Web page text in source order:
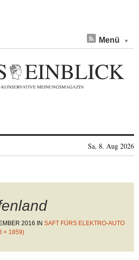
Menü
Sa, 8. Aug 2026
2016 IN SAFT FÜRS ELEKTRO-AUTO
× 1859)